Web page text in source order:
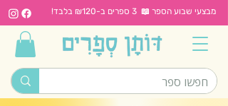
מבצעי שבוע הספר 📖 3 ספרים ב-₪120 בלבד!